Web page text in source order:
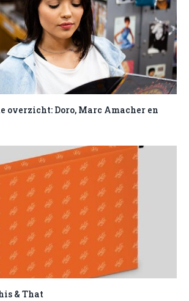
overzicht: Doro, Marc Amacher en
& That